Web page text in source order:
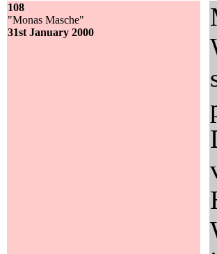
108
"Monas Masche"
31st January 2000